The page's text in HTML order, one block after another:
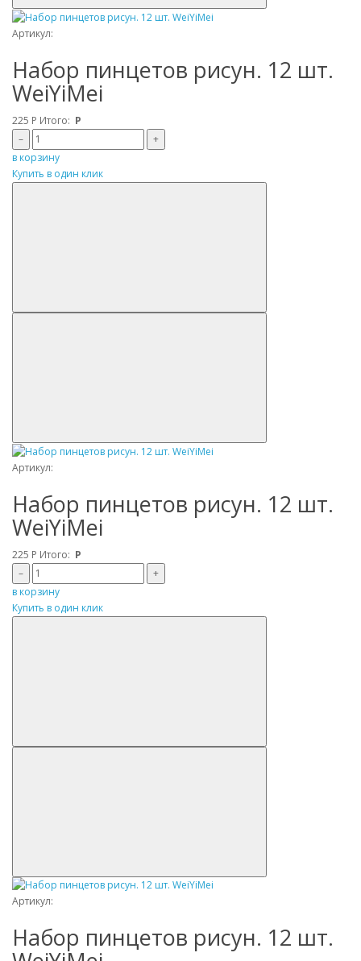
Артикул:
Набор пинцетов рисун. 12 шт.
WeiYiMei
225 Р Итого: Р
–
+
в корзину
Купить в один клик
Артикул:
Набор пинцетов рисун. 12 шт.
WeiYiMei
225 Р Итого: Р
–
+
в корзину
Купить в один клик
Артикул:
Набор пинцетов рисун. 12 шт.